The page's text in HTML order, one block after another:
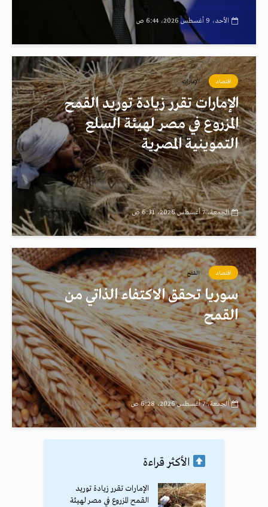
الأحد، 9 أغسطس 2026، 6:44 ص
اقتصاد الإمارات
الإمارات تقرر زيادة توريد القمح
المزروع في مصر لهيئة السلع
التموينية المصرية
الجمعة، 7 أغسطس 2026، 6:31 ص
اقتصاد القمح
سوريا تحقق الاكتفاء الذاتي من
القمح
الجمعة، 7 أغسطس 2026، 6:28 ص
الأكثر قراءة
الإمارات تقرر زيادة توريد
القمح المزروع في مصر لهيئة